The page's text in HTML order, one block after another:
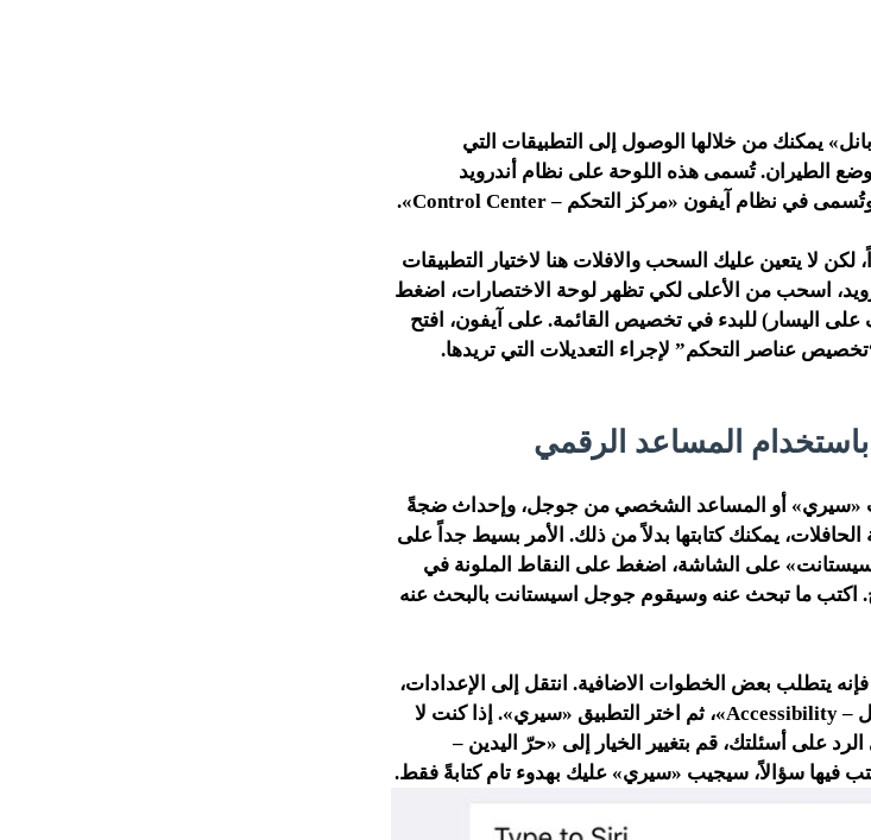
يمكنك من خلالها الوصول إلى التطبيقات التي
الطيران. تُسمى هذه اللوحة على نظام أندرويد
لا يتعين عليك السحب والافلات هنا لاختيار التطبيقات
اسحب من الأعلى لكي تظهر لوحة الاختصارات، اضغط
اليسار) للبدء في تخصيص القائمة. على آيفون، افتح
عناصر التحكم” لإجراء التعديلات التي تريدها.
«سيري» أو المساعد الشخصي من جوجل، وإحداث ضجةً
الحافلات، يمكنك كتابتها بدلاً من ذلك. الأمر بسيط جداً على
على الشاشة، اضغط على النقاط الملونة في
اكتب ما تبحث عنه وسيقوم جوجل اسيستانت بالبحث عنه
يتطلب بعض الخطوات الاضافية. انتقل إلى الإعدادات،
اختر «عام – General»، انقر على «الوصول – Accessibility»، ثم اختر التطبيق «سيري». إذا كنت لا
على أسئلتك، قم بتغيير الخيار إلى «حرّ اليدين –